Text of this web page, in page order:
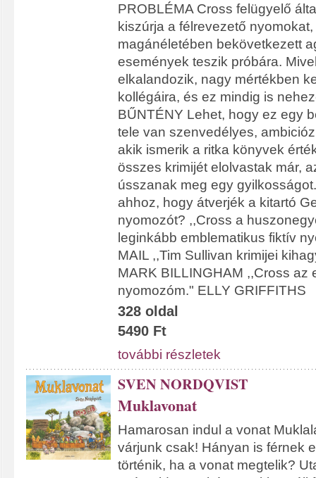
PROBLÉMA Cross felügyelő
kiszúrja a félrevezető
magánéletében bekövetkezett
események teszik próbára.
elkalandozik, nagy mértékben
kollégáira, és ez mindig is
BŰNTÉNY Lehet, hogy ez egy
tele van szenvedélyes,
akik ismerik a ritka könyvek
összes krimijét elolvastak már,
ússzanak meg egy
ahhoz, hogy átverjék a kitartó
nyomozót? ,,Cross a
leginkább emblematikus fiktív
MAIL ,,Tim Sullivan krimijei
MARK BILLINGHAM ,,Cross az
nyomozóm." ELLY GRIFFITHS
328 oldal
5490 Ft
további részletek
SVEN NORDQVIST
Muklavonat
Hamarosan indul a vonat
várjunk csak! Hányan is férnek
történik, ha a vonat megtelik?